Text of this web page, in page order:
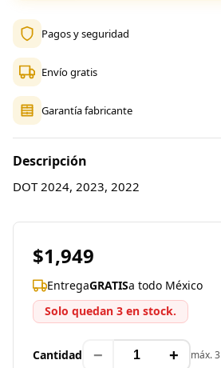
Pagos y seguridad
Envío gratis
Garantía fabricante
Descripción
DOT 2024, 2023, 2022
$1,949
EntregaGRATISa todo México
Solo quedan 3 en stock.
Cantidad − + máx. 3